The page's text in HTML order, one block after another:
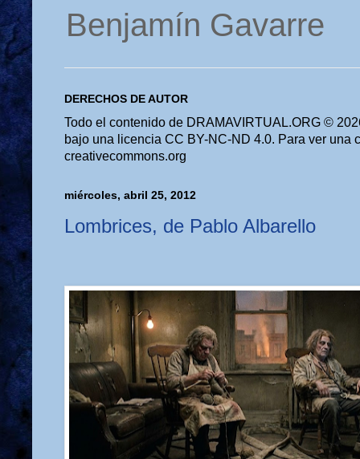
Benjamín Gavarre
DERECHOS DE AUTOR
Todo el contenido de DRAMAVIRTUAL.ORG ©
bajo una licencia CC BY-NC-ND 4.0. Para ver una
creativecommons.org
miércoles, abril 25, 2012
Lombrices, de Pablo Albarello